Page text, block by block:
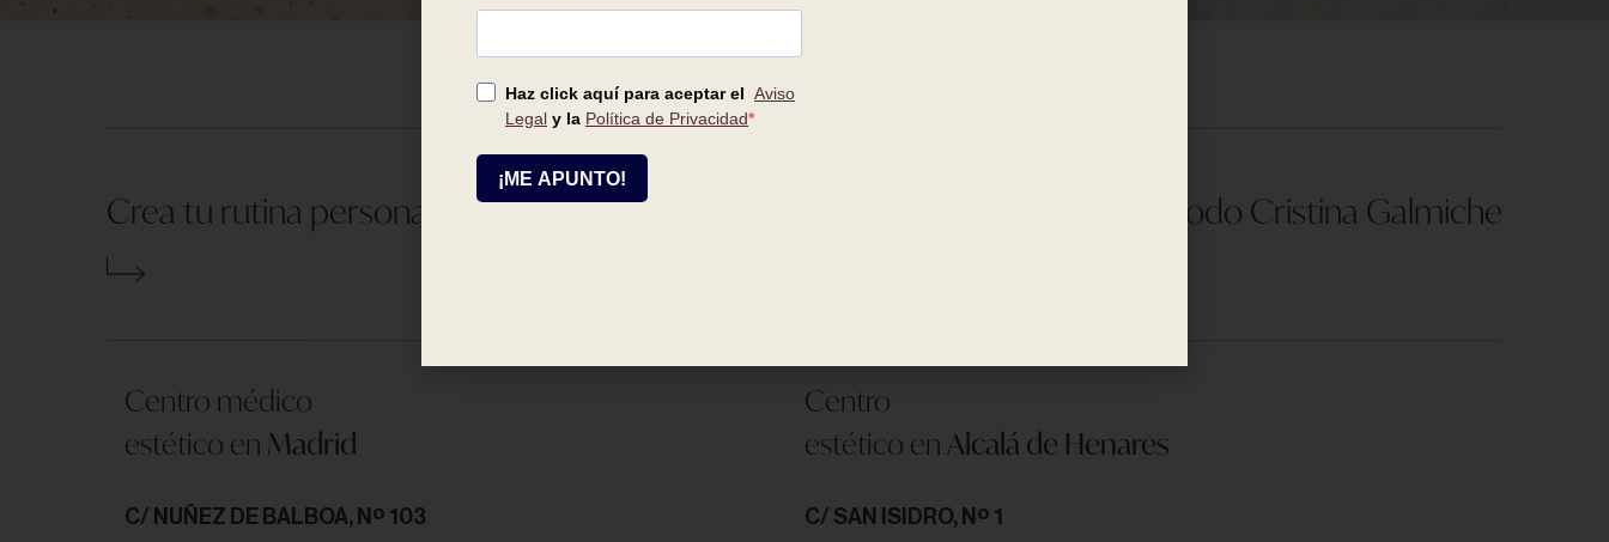
Crea tu rutina personalizada El Método Cristina Galmiche
Centro médico
estético en Madrid
C/ NUÑEZ DE BALBOA, Nº 103
Centro
estético enAlcalá de Henares
C/ SAN ISIDRO, Nº 1